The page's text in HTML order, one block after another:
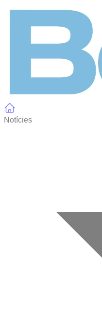
Notícies